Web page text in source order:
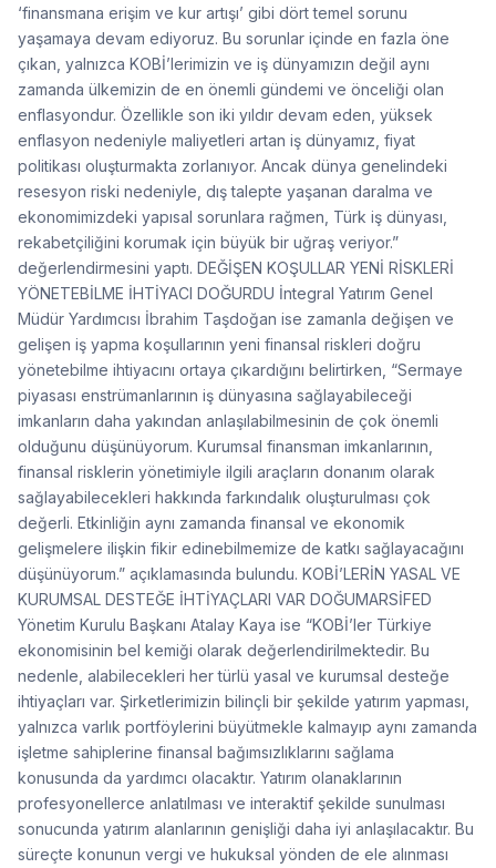
‘finansmana erişim ve kur artışı’ gibi dört temel sorunu
yaşamaya devam ediyoruz. Bu sorunlar içinde en fazla öne
çıkan, yalnızca KOBİ’lerimizin ve iş dünyamızın değil aynı
zamanda ülkemizin de en önemli gündemi ve önceliği olan
enflasyondur. Özellikle son iki yıldır devam eden, yüksek
enflasyon nedeniyle maliyetleri artan iş dünyamız, fiyat
politikası oluşturmakta zorlanıyor. Ancak dünya genelindeki
resesyon riski nedeniyle, dış talepte yaşanan daralma ve
ekonomimizdeki yapısal sorunlara rağmen, Türk iş dünyası,
rekabetçiliğini korumak için büyük bir uğraş veriyor.”
değerlendirmesini yaptı. DEĞİŞEN KOŞULLAR YENİ RİSKLERİ
YÖNETEBİLME İHTİYACI DOĞURDU İntegral Yatırım Genel
Müdür Yardımcısı İbrahim Taşdoğan ise zamanla değişen ve
gelişen iş yapma koşullarının yeni finansal riskleri doğru
yönetebilme ihtiyacını ortaya çıkardığını belirtirken, “Sermaye
piyasası enstrümanlarının iş dünyasına sağlayabileceği
imkanların daha yakından anlaşılabilmesinin de çok önemli
olduğunu düşünüyorum. Kurumsal finansman imkanlarının,
finansal risklerin yönetimiyle ilgili araçların donanım olarak
sağlayabilecekleri hakkında farkındalık oluşturulması çok
değerli. Etkinliğin aynı zamanda finansal ve ekonomik
gelişmelere ilişkin fikir edinebilmemize de katkı sağlayacağını
düşünüyorum.” açıklamasında bulundu. KOBİ’LERİN YASAL VE
KURUMSAL DESTEĞE İHTİYAÇLARI VAR DOĞUMARSİFED
Yönetim Kurulu Başkanı Atalay Kaya ise “KOBİ’ler Türkiye
ekonomisinin bel kemiği olarak değerlendirilmektedir. Bu
nedenle, alabilecekleri her türlü yasal ve kurumsal desteğe
ihtiyaçları var. Şirketlerimizin bilinçli bir şekilde yatırım yapması,
yalnızca varlık portföylerini büyütmekle kalmayıp aynı zamanda
işletme sahiplerine finansal bağımsızlıklarını sağlama
konusunda da yardımcı olacaktır. Yatırım olanaklarının
profesyonellerce anlatılması ve interaktif şekilde sunulması
sonucunda yatırım alanlarının genişliği daha iyi anlaşılacaktır. Bu
süreçte konunun vergi ve hukuksal yönden de ele alınması